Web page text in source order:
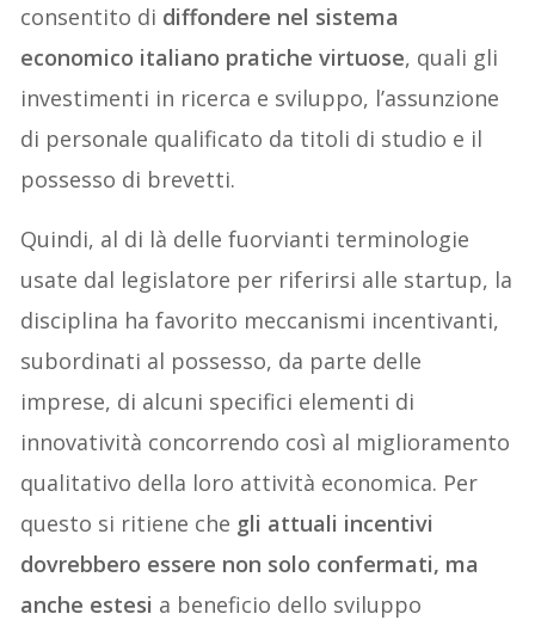
consentito di diffondere nel sistema
economico italiano pratiche virtuose, quali gli
investimenti in ricerca e sviluppo, l’assunzione
di personale qualificato da titoli di studio e il
possesso di brevetti.
Quindi, al di là delle fuorvianti terminologie
usate dal legislatore per riferirsi alle startup, la
disciplina ha favorito meccanismi incentivanti,
subordinati al possesso, da parte delle
imprese, di alcuni specifici elementi di
innovatività concorrendo così al miglioramento
qualitativo della loro attività economica. Per
questo si ritiene che gli attuali incentivi
dovrebbero essere non solo confermati, ma
anche estesi a beneficio dello sviluppo